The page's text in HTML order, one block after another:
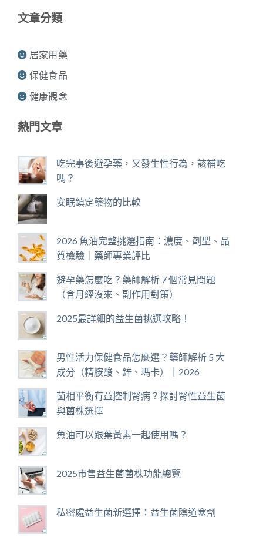
文章分類
居家用藥
保健食品
健康觀念
熱門文章
吃完事後避孕藥，又發生性行為，該補吃
嗎？
安眠鎮定藥物的比較
2026 魚油完整挑選指南：濃度、劑型、品
質檢驗｜藥師專業評比
避孕藥怎麼吃？藥師解析 7 個常見問題
（含月經沒來、副作用對策）
2025最詳細的益生菌挑選攻略！
男性活力保健食品怎麼選？藥師解析 5 大
成分（精胺酸、鋅、瑪卡）｜2026
菌相平衡有益控制腎病？探討腎性益生菌
與菌株選擇
魚油可以跟葉黃素一起使用嗎？
2025市售益生菌菌株功能總覽
私密處益生菌新選擇：益生菌陰道塞劑